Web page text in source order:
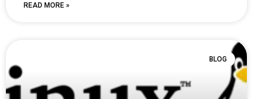
READ MORE »
BLOG